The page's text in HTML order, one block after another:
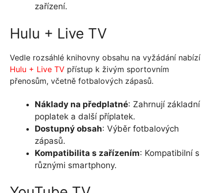
zařízení.
Hulu + Live TV
Vedle rozsáhlé knihovny obsahu na vyžádání nabízí
Hulu + Live TV přístup k živým sportovním
přenosům, včetně fotbalových zápasů.
Náklady na předplatné: Zahrnují základní
poplatek a další příplatek.
Dostupný obsah: Výběr fotbalových
zápasů.
Kompatibilita s zařízením: Kompatibilní s
různými smartphony.